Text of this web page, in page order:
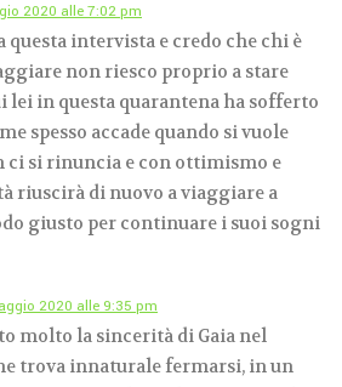
2020 alle 7:02 pm
questa intervista e credo che chi è
non riesco proprio a stare
lei in questa quarantena ha sofferto
spesso accade quando si vuole
ci si rinuncia e con ottimismo e
riuscirà di nuovo a viaggiare a
giusto per continuare i suoi sogni
2020 alle 9:35 pm
molto la sincerità di Gaia nel
trova innaturale fermarsi, in un